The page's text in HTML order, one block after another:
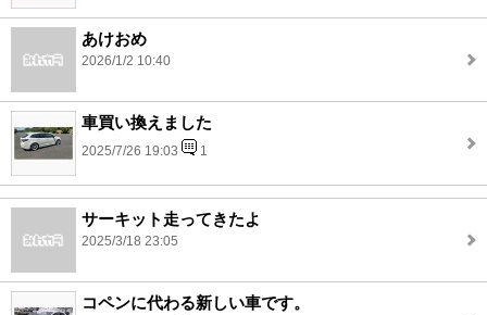
あけおめ
2026/1/2 10:40
車買い換えました
2025/7/26 19:03 1
サーキット走ってきたよ
2025/3/18 23:05
コペンに代わる新しい車です。